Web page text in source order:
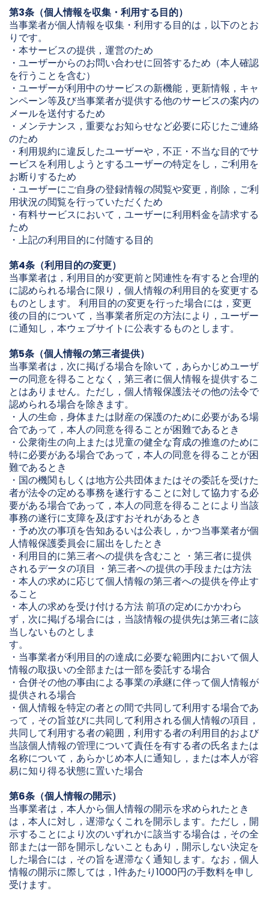
第3条（個人情報を収集・利用する目的）
当事業者が個人情報を収集・利用する目的は，以下のとお
りです。
・本サービスの提供，運営のため
・ユーザーからのお問い合わせに回答するため（本人確認
を行うことを含む）
・ユーザーが利用中のサービスの新機能，更新情報，キャ
ンペーン等及び当事業者が提供する他のサービスの案内の
メールを送付するため
・メンテナンス，重要なお知らせなど必要に応じたご連絡
のため
・利用規約に違反したユーザーや，不正・不当な目的でサ
ービスを利用しようとするユーザーの特定をし，ご利用を
お断りするため
・ユーザーにご自身の登録情報の閲覧や変更，削除，ご利
用状況の閲覧を行っていただくため
・有料サービスにおいて，ユーザーに利用料金を請求する
ため
・上記の利用目的に付随する目的
第4条（利用目的の変更）
当事業者は，利用目的が変更前と関連性を有すると合理的
に認められる場合に限り，個人情報の利用目的を変更する
ものとします。 利用目的の変更を行った場合には，変更
後の目的について，当事業者所定の方法により，ユーザー
に通知し，本ウェブサイトに公表するものとします。
第5条（個人情報の第三者提供）
当事業者は，次に掲げる場合を除いて，あらかじめユーザ
ーの同意を得ることなく，第三者に個人情報を提供するこ
とはありません。ただし，個人情報保護法その他の法令で
認められる場合を除きます。
・人の生命，身体または財産の保護のために必要がある場
合であって，本人の同意を得ることが困難であるとき
・公衆衛生の向上または児童の健全な育成の推進のために
特に必要がある場合であって，本人の同意を得ることが困
難であるとき
・国の機関もしくは地方公共団体またはその委託を受けた
者が法令の定める事務を遂行することに対して協力する必
要がある場合であって，本人の同意を得ることにより当該
事務の遂行に支障を及ぼすおそれがあるとき
・予め次の事項を告知あるいは公表し，かつ当事業者が個
人情報保護委員会に届出をしたとき
・利用目的に第三者への提供を含むこと ・第三者に提供
されるデータの項目 ・第三者への提供の手段または方法
・本人の求めに応じて個人情報の第三者への提供を停止す
ること
・本人の求めを受け付ける方法 前項の定めにかかわら
ず，次に掲げる場合には，当該情報の提供先は第三者に該
当しないものとしま
す。
・当事業者が利用目的の達成に必要な範囲内において個人
情報の取扱いの全部または一部を委託する場合
・合併その他の事由による事業の承継に伴って個人情報が
提供される場合
・個人情報を特定の者との間で共同して利用する場合であ
って，その旨並びに共同して利用される個人情報の項目，
共同して利用する者の範囲，利用する者の利用目的および
当該個人情報の管理について責任を有する者の氏名または
名称について，あらかじめ本人に通知し，または本人が容
易に知り得る状態に置いた場合
第6条（個人情報の開示）
当事業者は，本人から個人情報の開示を求められたとき
は，本人に対し，遅滞なくこれを開示します。ただし，開
示することにより次のいずれかに該当する場合は，その全
部または一部を開示しないこともあり，開示しない決定を
した場合には，その旨を遅滞なく通知します。なお，個人
情報の開示に際しては，1件あたり1000円の手数料を申し
受けます。